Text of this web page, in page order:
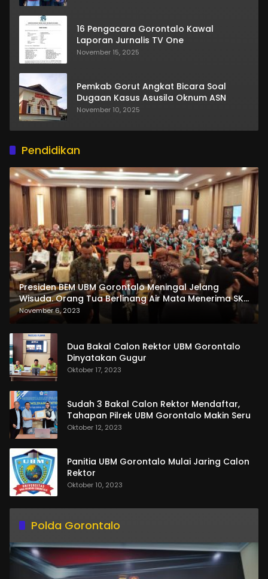
16 Pengacara Gorontalo Kawal
Laporan Jurnalis TV One
November 15, 2025
Pemkab Gorut Angkat Bicara Soal
Dugaan Kasus Asusila Oknum ASN
November 10, 2025
Pendidikan
Presiden BEM UBM Gorontalo Meningal Jelang
Wisuda. Orang Tua Berlinang Air Mata Menerima SKL
dan Pemasangan Salempang
November 6, 2023
Dua Bakal Calon Rektor UBM Gorontalo
Dinyatakan Gugur
Oktober 17, 2023
Sudah 3 Bakal Calon Rektor Mendaftar,
Tahapan Pilrek UBM Gorontalo Makin Seru
Oktober 12, 2023
Panitia UBM Gorontalo Mulai Jaring Calon
Rektor
Oktober 10, 2023
Polda Gorontalo